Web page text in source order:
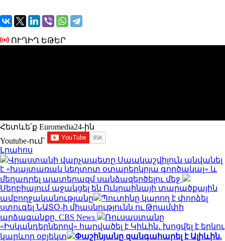
ՈՒՂԻՂ ԵԹԵՐ
Հետևե՛ք Euromedia24-ին
Youtube-ում`
Լրահոս
Վրաստանի վարչապետը Սաակաշվիլուն անվանել
է «խայտառակ կեղտոտ օտարերկրյա գործակալ» և
մեղադրել պատերազմ սանձազերծելու մեջ
Սերբիայում աջակցել են Ուկրաինայի տարածքային
ամբողջականությանը
Պուտինը կարող է փորձել
ստուգել ՆԱՏՕ-ի միասնությունն ու Թրամփի
արձագանքը. CBS News
Ռուսաստանը
«Իսկանդերներով» հարվածել է Կիևին․ խոցվել է երկու
կարևոր օբյեկտ
Փաշինյանը զանգահարել է Ալիևին.